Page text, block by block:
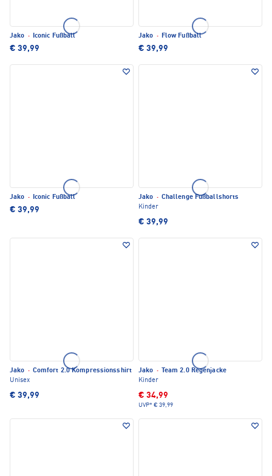
Jako · Iconic Fußball
€ 39,99
Jako · Flow Fußball
€ 39,99
Jako · Iconic Fußball
€ 39,99
Jako · Challenge Fußballshorts
Kinder
€ 39,99
Jako · Comfort 2.0 Kompressionsshirt
Unisex
€ 39,99
Jako ·
Team 2.0 Regenjacke
Kinder
€ 34,99
UVP* € 39,99